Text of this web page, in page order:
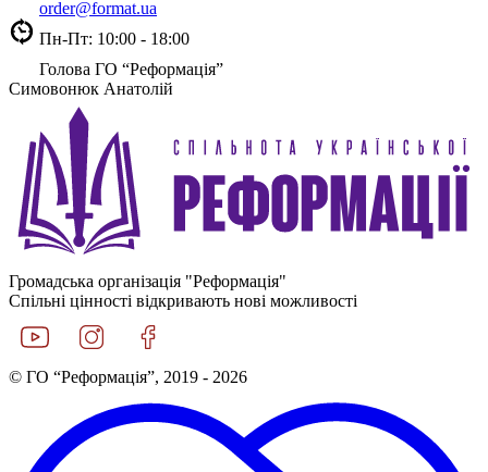
order@format.ua
Пн-Пт: 10:00 - 18:00
Голова ГО “Реформація”
Симовонюк Анатолій
Громадська організація "Реформація"
Спільні цінності відкривають нові можливості
© ГО “Реформація”, 2019 - 2026